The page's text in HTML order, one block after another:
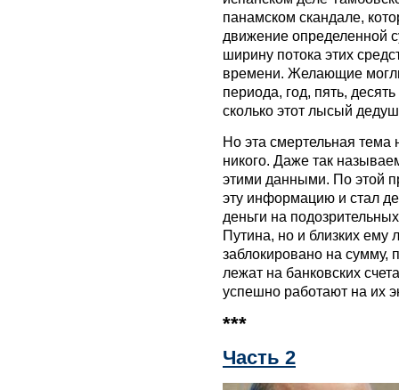
панамском скандале,
движение определенной
ширину потока этих
времени. Желающие
периода, год, пять,
сколько этот лысый
Но эта смертельная тема
никого. Даже так
этими данными. По этой
эту информацию и стал
деньги на
Путина, но и близких ему
заблокировано на
лежат на банковских
успешно работают на их
***
Часть 2